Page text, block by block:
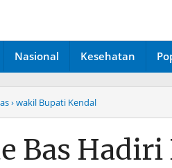
Nasional Kesehatan
› wakil Bupati Kendal
Bas